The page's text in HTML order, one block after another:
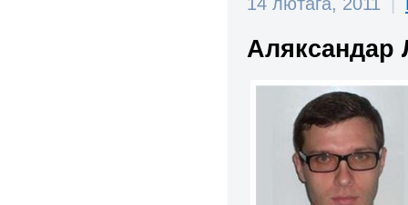
Аляксандар